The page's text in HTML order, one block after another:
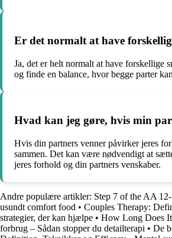
Er det normalt at have
Ja, det er helt normalt at have forskellige
og finde en balance, hvor begge parter
Hvad kan jeg gøre, hvis min
Hvis din partners venner påvirker jeres
sammen. Det kan være nødvendigt at
jeres forhold og din partners venskaber.
Andre populære artikler: Step 7 of the AA
usundt comfort food • Couples Therapy:
strategier, der kan hjælpe • How Long Does
forbrug – Sådan stopper du detailterapi • De